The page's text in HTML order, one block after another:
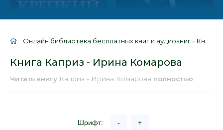
Онлайн библиотека бесплатных книг и аудиокниг » Книги
Книга Каприз - Ирина Комарова
Читать книгу Каприз - Ирина Комарова полностью
Шрифт: - +